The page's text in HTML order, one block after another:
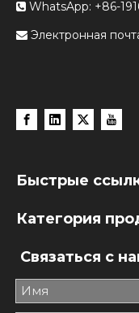
 WhatsApp: +86-
 Электронная
Быстрые
Категория
Связаться с